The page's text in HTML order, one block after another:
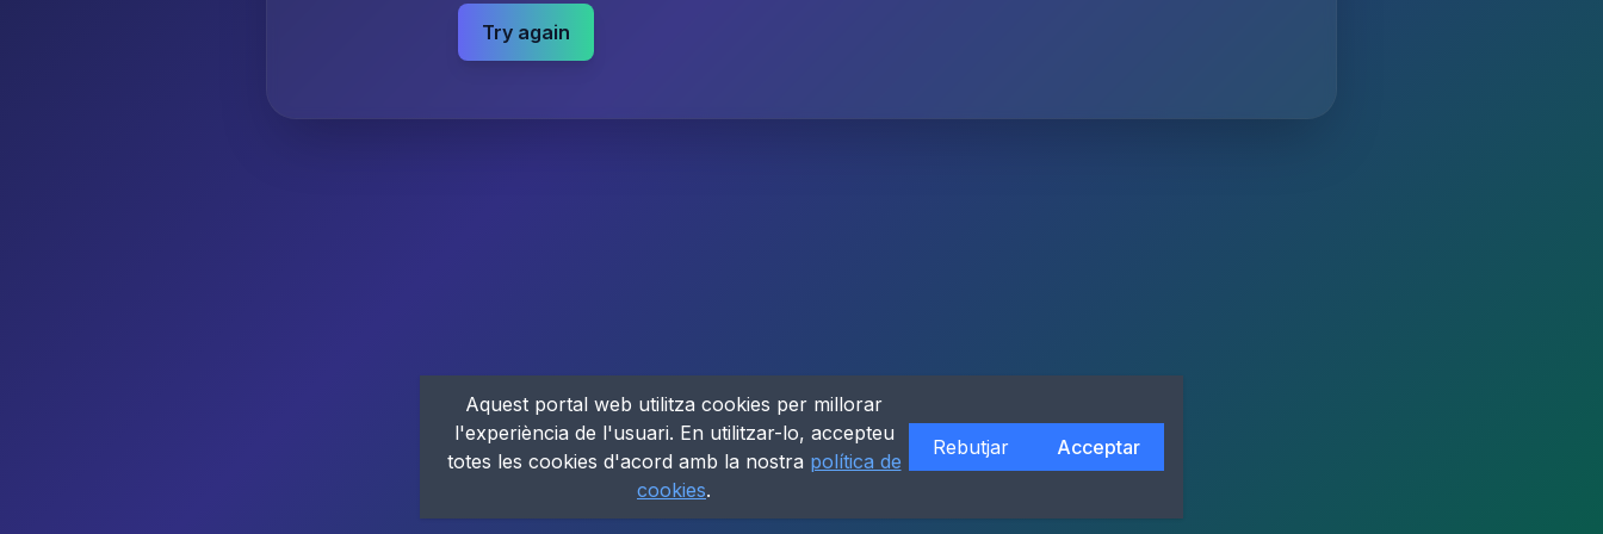
Try again
Aquest portal web utilitza cookies per millorar
l'experiència de l'usuari. En utilitzar-lo, accepteu
totes les cookies d'acord amb la nostra política de
cookies.
Rebutjar Acceptar